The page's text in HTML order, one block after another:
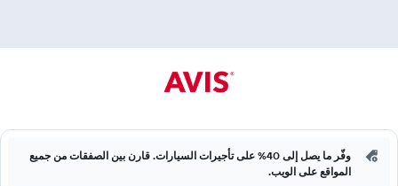
وفّر ما يصل إلى 40% على تأجيرات السيارات. قارن بين الصفقات من جميع
المواقع على الويب.